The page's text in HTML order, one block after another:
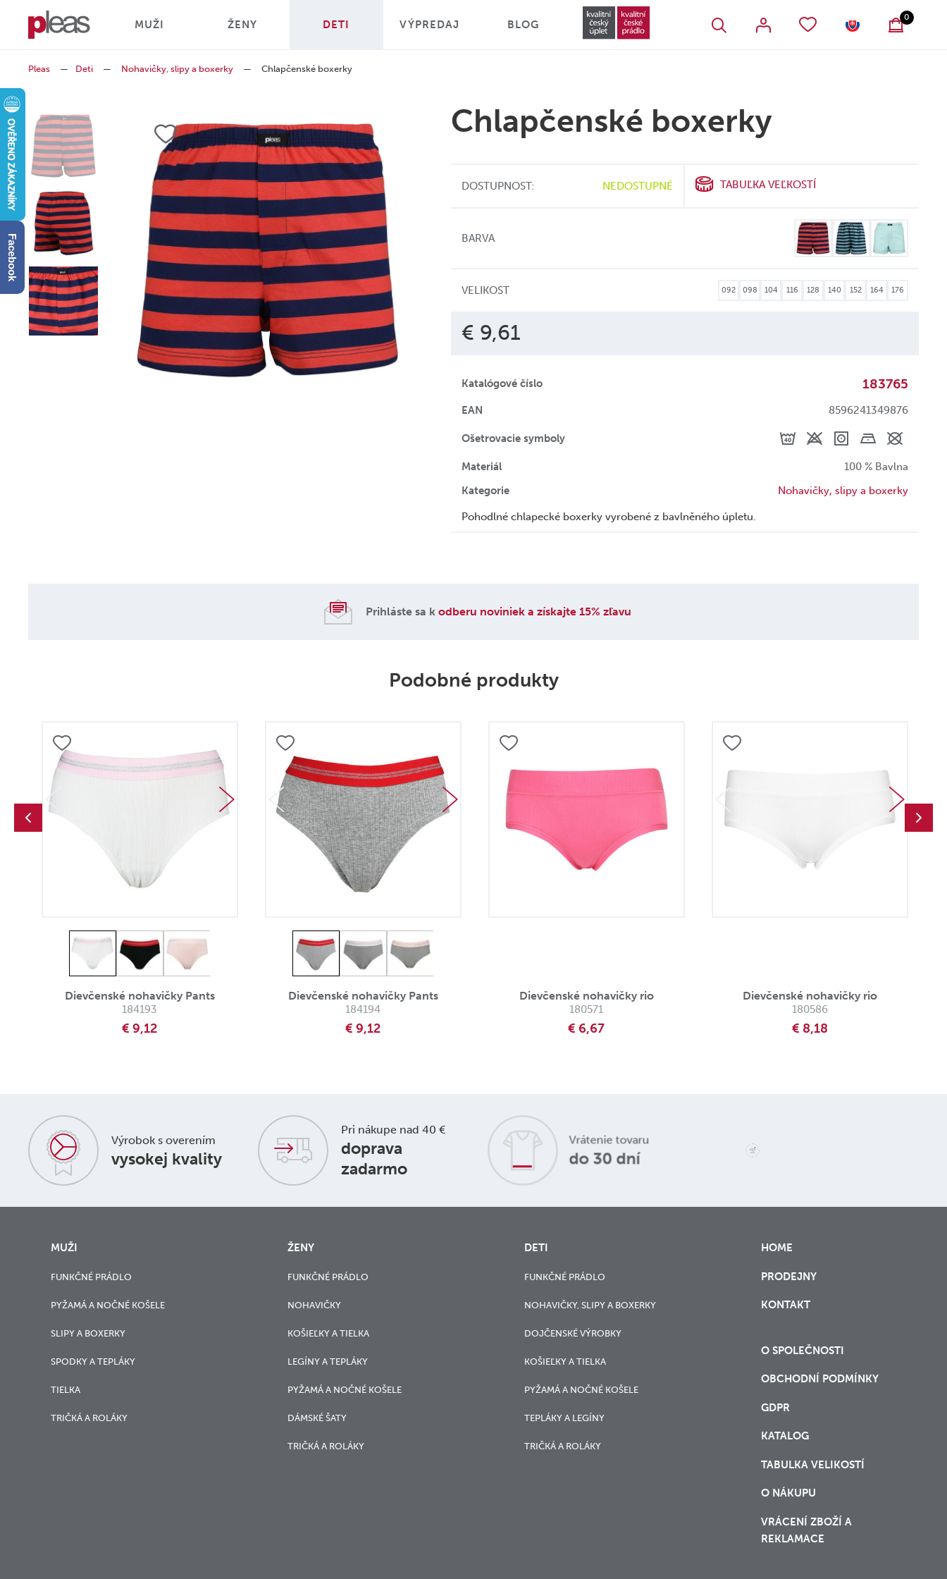
0
SLOVENSKO
MUŽI ŽENY DETI VÝPREDAJ BLOG
Pleas — Deti — Nohavičky, slipy a boxerky — Chlapčenské boxerky
Chlapčenské boxerky
DOSTUPNOST: NEDOSTUPNÉ TABUĽKA VEĽKOSTÍ
BARVA
VELIKOST 092 098 104 116 128 140 152 164 176
€ 9,61
Katalógové číslo 183765
EAN 8596241349876
Ošetrovacie symboly
Materiál
100 % Bavlna
Kategorie
Nohavičky, slipy a boxerky
Pohodlné chlapecké boxerky vyrobené z bavlněného úpletu.
Prihláste sa k odberu noviniek a získajte 15% zľavu
Podobné produkty
Dievčenské nohavičky Pants
184193
€ 9,12
Dievčenské nohavičky Pants
184194
€ 9,12
Dievčenské nohavičky rio
180571
€ 6,67
Dievčenské nohavičky rio
180586
€ 8,18
Výrobok s overením
vysokej kvality
Pri nákupe nad 40 €
doprava
zadarmo
Vrátenie tovaru
do 30 dní
MUŽI
FUNKČNÉ PRÁDLO
PYŽAMÁ A NOČNÉ KOŠELE
SLIPY A BOXERKY
SPODKY A TEPLÁKY
TIELKA
TRIČKÁ A ROLÁKY
ŽENY
FUNKČNÉ PRÁDLO
NOHAVIČKY
KOŠIEĽKY A TIELKA
LEGÍNY A TEPLÁKY
PYŽAMÁ A NOČNÉ KOŠELE
DÁMSKÉ ŠATY
TRIČKÁ A ROLÁKY
DETI
FUNKČNÉ PRÁDLO
NOHAVIČKY, SLIPY A BOXERKY
DOJČENSKÉ VÝROBKY
KOŠIEĽKY A TIELKA
PYŽAMÁ A NOČNÉ KOŠELE
TEPLÁKY A LEGÍNY
TRIČKÁ A ROLÁKY
HOME
PRODEJNY
KONTAKT
O SPOLEČNOSTI
OBCHODNÍ PODMÍNKY
GDPR
KATALOG
TABULKA VELIKOSTÍ
O NÁKUPU
VRÁCENÍ ZBOŽÍ A
REKLAMACE
Facebook